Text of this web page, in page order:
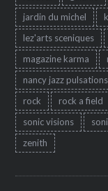
jardin du michel
lez'arts sceniques
magazine karma
nancy jazz pulsations
rock
rock a field
sonic visions
zenith